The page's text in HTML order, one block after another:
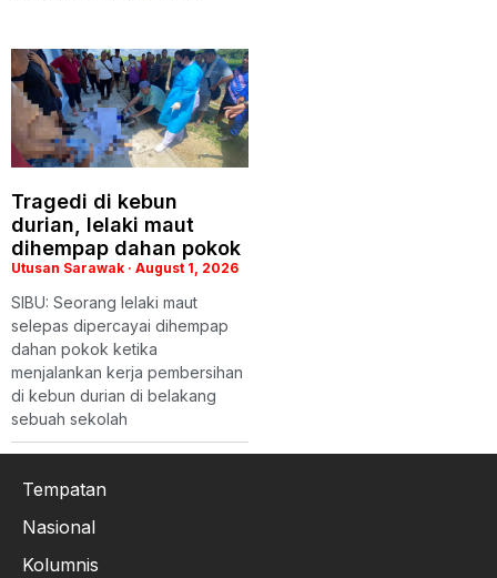
Tragedi di kebun
durian, lelaki maut
dihempap dahan pokok
Utusan Sarawak August 1, 2026
SIBU: Seorang lelaki maut
selepas dipercayai dihempap
dahan pokok ketika
menjalankan kerja pembersihan
di kebun durian di belakang
sebuah sekolah
Tempatan
Nasional
Kolumnis